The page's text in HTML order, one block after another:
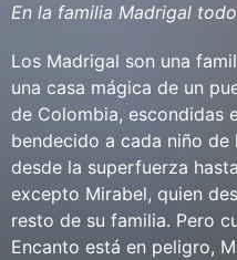
En la familia Madrigal
Los Madrigal son una
una casa mágica de un
de Colombia, escondidas
bendecido a cada niño
desde la superfuerza
excepto Mirabel, quien
resto de su familia. Pero
Encanto está en peligro,